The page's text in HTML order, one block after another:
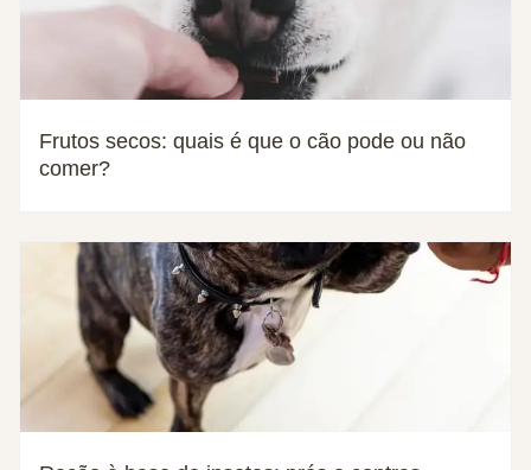
Frutos secos: quais é que o cão pode ou não
comer?